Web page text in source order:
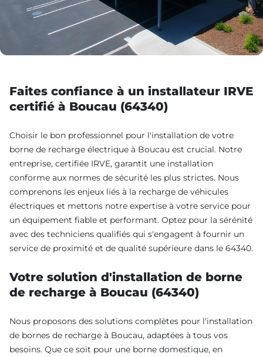
Faites confiance à un installateur IRVE
certifié à Boucau (64340)
Choisir le bon professionnel pour l'installation de votre
borne de recharge électrique à Boucau est crucial. Notre
entreprise, certifiée IRVE, garantit une installation
conforme aux normes de sécurité les plus strictes. Nous
comprenons les enjeux liés à la recharge de véhicules
électriques et mettons notre expertise à votre service pour
un équipement fiable et performant. Optez pour la sérénité
avec des techniciens qualifiés qui s'engagent à fournir un
service de proximité et de qualité supérieure dans le 64340.
Votre solution d'installation de borne
de recharge à Boucau (64340)
Nous proposons des solutions complètes pour l'installation
de bornes de recharge à Boucau, adaptées à tous vos
besoins. Que ce soit pour une borne domestique, en